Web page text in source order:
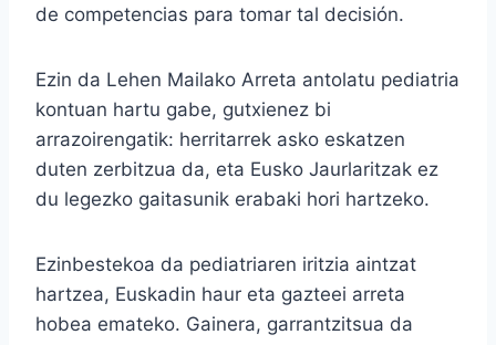
de competencias para tomar tal decisión.
Ezin da Lehen Mailako Arreta antolatu pediatria
kontuan hartu gabe, gutxienez bi
arrazoirengatik: herritarrek asko eskatzen
duten zerbitzua da, eta Eusko Jaurlaritzak ez
du legezko gaitasunik erabaki hori hartzeko.
Ezinbestekoa da pediatriaren iritzia aintzat
hartzea, Euskadin haur eta gazteei arreta
hobea emateko. Gainera, garrantzitsua da